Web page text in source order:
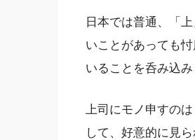
日本では普通、「
いことがあっても
いることを呑み込み
上司にモノ申すの
して、好意的に見